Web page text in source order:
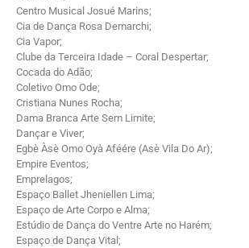
Centro Musical Josué Marins;
Cia de Dança Rosa Demarchi;
Cia Vapor;
Clube da Terceira Idade – Coral Despertar;
Cocada do Adão;
Coletivo Omo Ode;
Cristiana Nunes Rocha;
Dama Branca Arte Sem Limite;
Dançar e Viver;
Egbè Àsè Omo Oyà Aféére (Asè Vila Do Ar);
Empire Eventos;
Emprelagos;
Espaço Ballet Jheniellen Lima;
Espaço de Arte Corpo e Alma;
Estúdio de Dança do Ventre Arte no Harém;
Espaço de Dança Vital;